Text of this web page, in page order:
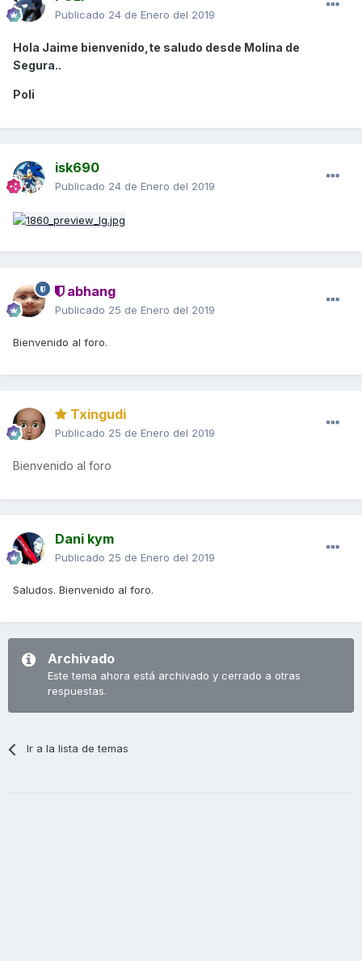
Publicado 24 de Enero del 2019
Hola Jaime bienvenido,te saludo desde Molina de
Segura..
Poli
isk690
Publicado 24 de Enero del 2019
abhang
Publicado 25 de Enero del 2019
Bienvenido al foro.
Txingudi
Publicado 25 de Enero del 2019
Bienvenido al foro
Dani kym
Publicado 25 de Enero del 2019
Saludos. Bienvenido al foro.
Archivado
Este tema ahora está archivado y cerrado a otras
respuestas.
Ir a la lista de temas